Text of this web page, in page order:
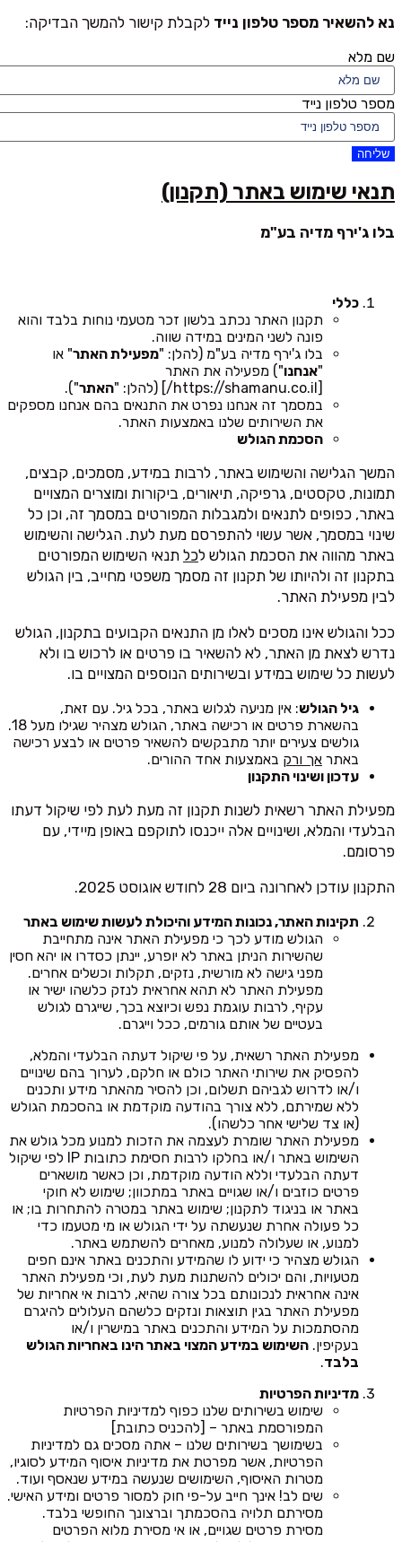
נא להשאיר מספר טלפון נייד לקבלת קישור להמשך הבדיקה:
שם מלא
מספר טלפון נייד
שליחה
תנאי שימוש באתר (תקנון)
בלו ג'ירף מדיה בע"מ
כללי
תקנון האתר נכתב בלשון זכר מטעמי נוחות בלבד והוא
פונה לשני המינים במידה שווה.
בלו ג'ירף מדיה בע"מ (להלן: "מפעילת האתר" או
"אנחנו") מפעילה את האתר
האתר").
במסמך זה אנחנו נפרט את התנאים בהם אנחנו מספקים
את השירותים שלנו באמצעות האתר.
הסכמת הגולש
המשך הגלישה והשימוש באתר, לרבות במידע, מסמכים, קבצים,
תמונות, טקסטים, גרפיקה, תיאורים, ביקורות ומוצרים המצויים
באתר, כפופים לתנאים ולמגבלות המפורטים במסמך זה, וכן כל
שינוי במסמך, אשר עשוי להתפרסם מעת לעת. הגלישה והשימוש
באתר מהווה את הסכמת הגולש לכל תנאי השימוש המפורטים
בתקנון זה ולהיותו של תקנון זה מסמך משפטי מחייב, בין הגולש
לבין מפעילת האתר.
ככל והגולש אינו מסכים לאלו מן התנאים הקבועים בתקנון, הגולש
נדרש לצאת מן האתר, לא להשאיר בו פרטים או לרכוש בו ולא
לעשות כל שימוש במידע ובשירותים הנוספים המצויים בו.
גיל הגולש: אין מניעה לגלוש באתר, בכל גיל. עם זאת,
בהשארת פרטים או רכישה באתר, הגולש מצהיר שגילו מעל 18.
גולשים צעירים יותר מתבקשים להשאיר פרטים או לבצע רכישה
באתר אך ורק באמצעות אחד ההורים.
עדכון ושינוי התקנון
מפעילת האתר רשאית לשנות תקנון זה מעת לעת לפי שיקול דעתו
הבלעדי והמלא, ושינויים אלה ייכנסו לתוקפם באופן מיידי, עם
פרסומם.
התקנון עודכן לאחרונה ביום 28 לחודש אוגוסט 2025.
תקינות האתר, נכונות המידע והיכולת לעשות שימוש באתר
הגולש מודע לכך כי מפעילת האתר אינה מתחייבת
שהשירות הניתן באתר לא יופרע, יינתן כסדרו או יהא חסין
מפני גישה לא מורשית, נזקים, תקלות וכשלים אחרים.
מפעילת האתר לא תהא אחראית לנזק כלשהו ישיר או
עקיף, לרבות עוגמת נפש וכיוצא בכך, שייגרם לגולש
בעטיים של אותם גורמים, ככל וייגרם.
מפעילת האתר רשאית, על פי שיקול דעתה הבלעדי והמלא,
להפסיק את שירותי האתר כולם או חלקם, לערוך בהם שינויים
ו/או לדרוש לגביהם תשלום, וכן להסיר מהאתר מידע ותכנים
ללא שמירתם, ללא צורך בהודעה מוקדמת או בהסכמת הגולש
(או צד שלישי אחר כלשהו).
מפעילת האתר שומרת לעצמה את הזכות למנוע מכל גולש את
השימוש באתר ו/או בחלקו לרבות חסימת כתובות IP לפי שיקול
דעתה הבלעדי וללא הודעה מוקדמת, וכן כאשר מושארים
פרטים כוזבים ו/או שגויים באתר במתכוון; שימוש לא חוקי
באתר או בניגוד לתקנון; שימוש באתר במטרה להתחרות בו; או
כל פעולה אחרת שנעשתה על ידי הגולש או מי מטעמו כדי
למנוע, או שעלולה למנוע, מאחרים להשתמש באתר.
הגולש מצהיר כי ידוע לו שהמידע והתכנים באתר אינם חפים
מטעויות, והם יכולים להשתנות מעת לעת, וכי מפעילת האתר
אינה אחראית לנכונותם בכל צורה שהיא, לרבות אי אחריות של
מפעילת האתר בגין תוצאות ונזקים כלשהם העלולים להיגרם
מהסתמכות על המידע והתכנים באתר במישרין ו/או
בעקיפין. השימוש במידע המצוי באתר הינו באחריות הגולש
בלבד.
מדיניות הפרטיות
שימוש בשירותים שלנו כפוף למדיניות הפרטיות
המפורסמת באתר – [להכניס כתובת]
בשימושך בשירותים שלנו – אתה מסכים גם למדיניות
הפרטיות, אשר מפרטת את מדיניות איסוף המידע לסוגיו,
מטרות האיסוף, השימושים שנעשה במידע שנאסף ועוד.
שים לב! אינך חייב על-פי חוק למסור פרטים ומידע האישי.
מסירתם תלויה בהסכמתך וברצונך החופשי בלבד.
מסירת פרטים שגויים, או אי מסירת מלוא הפרטים